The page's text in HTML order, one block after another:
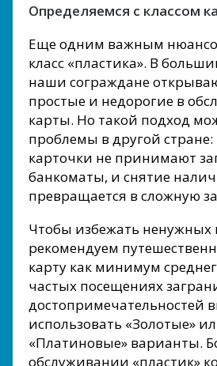
Определяемся с классом
Еще одним важным
класс «пластика». В
наши сограждане
простые и недорогие в
карты. Но такой подход
проблемы в другой
карточки не принимают
банкоматы, и снятие
превращается в сложную
Чтобы избежать ненужных
рекомендуем
карту как минимум
частых посещениях
достопримечательностей
использовать «Золотые»
«Платиновые» варианты.
обслуживании «пластик»